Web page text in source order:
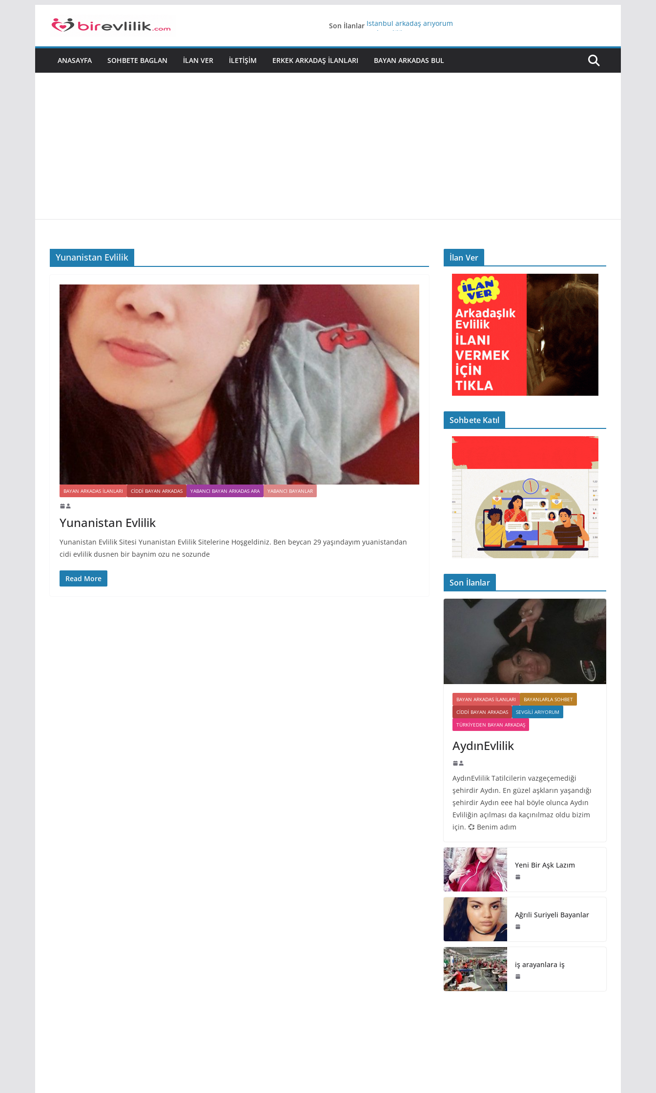
Son İlanlar İstanbul arkadaş arıyorum
Yeni Bir Aşk Lazım
iş arayanlara iş
ANASAYFA SOHBETE BAGLAN İLAN VER İLETIŞIM ERKEK ARKADAŞ ILANLARI BAYAN ARKADAS BUL
Yunanistan Evlilik
BAYAN ARKADAS ILANLARI CIDDI BAYAN ARKADAS YABANCI BAYAN ARKADAS ARA YABANCI BAYANLAR
Yunanistan Evlilik
Yunanistan Evlilik Sitesi Yunanistan Evlilik Sitelerine Hoşgeldiniz. Ben beycan 29 yaşındayım yuanistandan
cidi evlilik dusnen bir baynim ozu ne sozunde
Read More
İlan Ver
Sohbete Katıl
Son İlanlar
BAYAN ARKADAS ILANLARI
BAYANLARLA SOHBET
CIDDI BAYAN ARKADAS
SEVGILI ARIYORUM
TÜRKIYEDEN BAYAN ARKADAŞ
AydınEvlilik
AydınEvlilik Tatilcilerin vazgeçemediği
şehirdir Aydın. En güzel aşkların yaşandığı
şehirdir Aydın eee hal böyle olunca Aydın
Evliliğin açılması da kaçınılmaz oldu bizim
için. 💞 Benim adım
Yeni Bir Aşk Lazım
Ağrıli Suriyeli Bayanlar
iş arayanlara iş